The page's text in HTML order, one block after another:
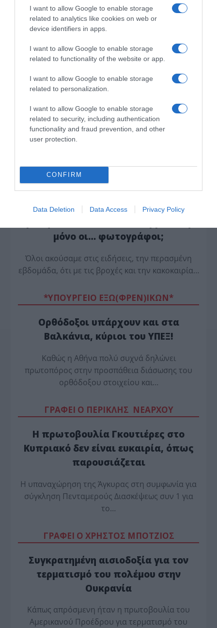
I want to allow Google to enable storage
related to analytics like cookies on web or
device identifiers in apps.
I want to allow Google to enable storage
related to functionality of the website or app.
I want to allow Google to enable storage
related to personalization.
I want to allow Google to enable storage
related to security, including authentication
functionality and fraud prevention, and other
user protection.
CONFIRM
Data Deletion Data Access Privacy Policy
*ΤΑ ΆΝΘΗ ΤΟΥ ΚΑΚΟΎ*
Ο Μητσοτάκης κάνει σχέδια για την
Ελλάδα του 2030, ο Ανδρουλάκης για
εκείνη του 2035, ώρα είναι να βγει κι
ο Βελόπουλος…
…να πει ότι στόχος του είναι η πρωτιά στις
*ΚΑΤΩ ΣΤΟΝ ΠΕΙΡΑΙΑ* ΤΟΥ Ν. ΠΑΡΑΣΚΕΥΑ
Δήμος Πειραιά: Ασχολήθηκε κανείς
μόνο οι… φωτογράφοι;
Όλοι ακούσαμε στις ειδήσεις, την περασμένη
εβδομάδα, ότι με τις βροχές και την κακοκαιρία…
*ΥΠΟΥΡΓΕΙΟ ΕΞΩ(ΦΡΕΝ)ΙΚΩΝ*
Ορθόδοξοι υπάρχουν και στα
Βαλκάνια, κύριοι του ΥΠΕΞ!
Καθώς η Αθήνα πολύ συχνά δηλώνει
πρωτοπόρος στην προσπάθεια διάσωσης του
ορθόδοξου στοιχείου και…
ΓΡΑΦΕΙ Ο ΠΕΡΙΚΛΗΣ ΝΕΑΡΧΟΥ
Η πρωτοβουλία Γκουτιέρες στο
Κυπριακό δεν είναι ευκαιρία, όπως
παρουσιάζεται
Η υπαναχώρηση της Άγκυρας στη συμφωνία για
σύγκληση Πενταμερούς Διασκέψεως συν 1 για
το…
ΓΡΑΦΕΙ Ο ΧΡΗΣΤΟΣ ΜΠΟΤΖΙΟΣ
Συγκρατημένη αισιοδοξία για τον
τερματισμό του πολέμου στην
Ουκρανία
Κάπως απρόσμενη ήταν η πρωτοβουλία του
Αμερικανού Προέδρου για τερματισμό του